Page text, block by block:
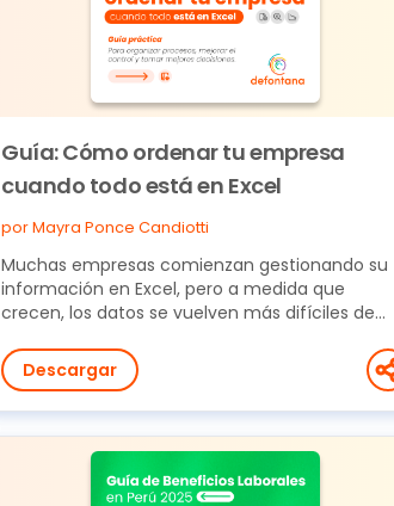
Guía: Cómo ordenar tu empresa
cuando todo está en Excel
por Mayra Ponce Candiotti
Muchas empresas comienzan gestionando su
información en Excel, pero a medida que
crecen, los datos se vuelven más difíciles de
Descargar